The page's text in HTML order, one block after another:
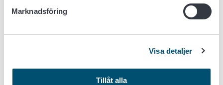
Marknadsföring
Visa detaljer
Tillåt alla
på arbetsuppgifter som kräver hygienpass. Tabellen visar
även exempel på arbetsuppgifter som inte kräver